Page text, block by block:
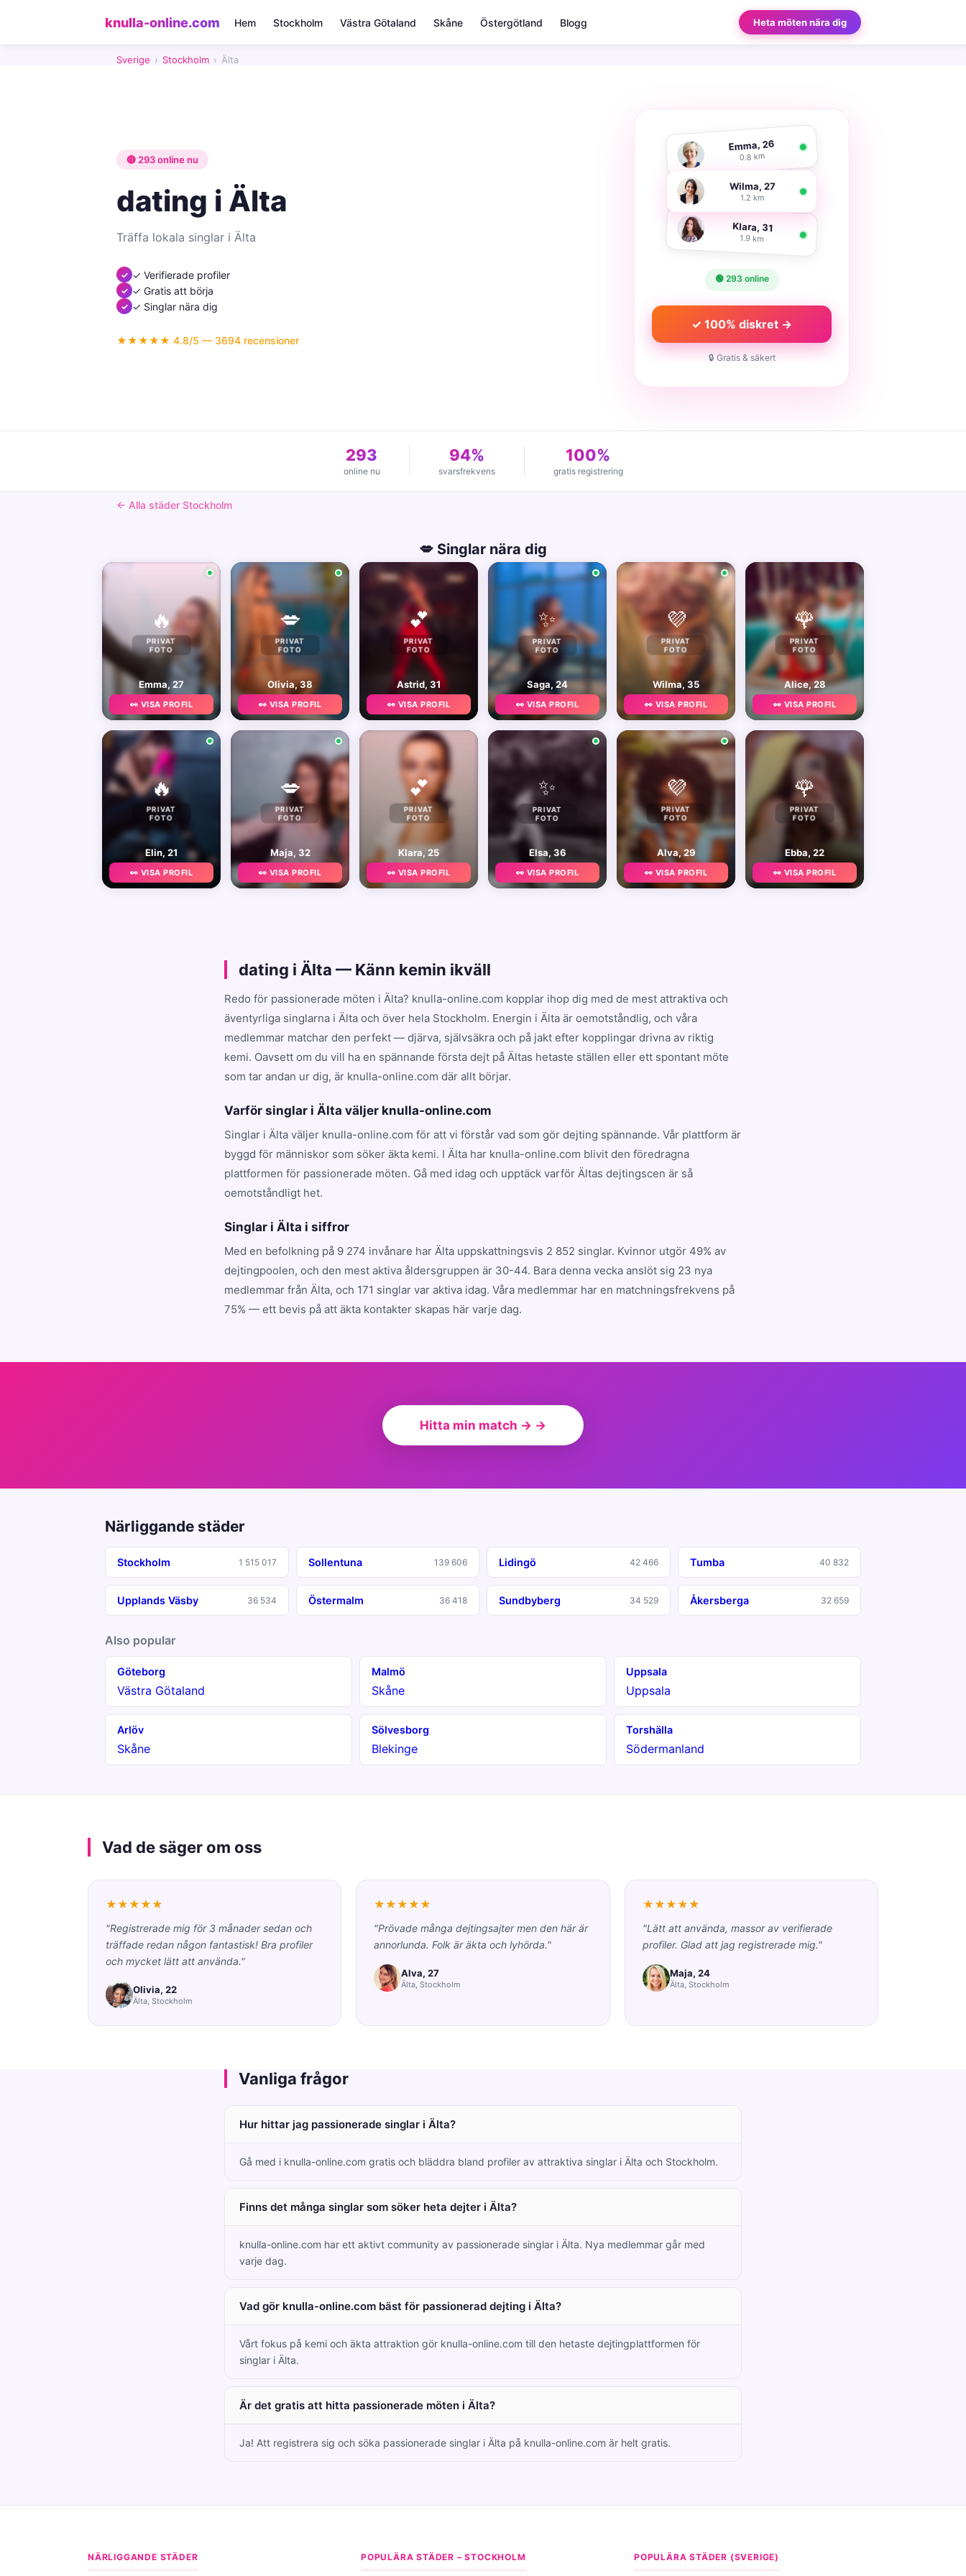
knulla-online.com Hem Stockholm Västra Götaland Skåne Östergötland Blogg Heta möten nära dig
Sverige › Stockholm › Älta
🔴 293 online nu
dating i Älta
Träffa lokala singlar i Älta
✓ Verifierade profiler
✓ Gratis att börja
✓ Singlar nära dig
★★★★★ 4.8/5 — 3694 recensioner
Emma, 26
0.8 km
Wilma, 27
1.2 km
Klara, 31
1.9 km
🟢 293 online
✓ 100% diskret →
🔒 Gratis & säkert
293
online nu
94%
svarsfrekvens
100%
gratis registrering
← Alla städer Stockholm
💋 Singlar nära dig
🔥
PRIVAT
FOTO
Emma, 27
👀 VISA PROFIL
💋
PRIVAT
FOTO
Olivia, 38
👀 VISA PROFIL
💕
PRIVAT
FOTO
Astrid, 31
👀 VISA PROFIL
✨
PRIVAT
FOTO
Saga, 24
👀 VISA PROFIL
💜
PRIVAT
FOTO
Wilma, 35
👀 VISA PROFIL
🌹
PRIVAT
FOTO
Alice, 28
👀 VISA PROFIL
🔥
PRIVAT
FOTO
Elin, 21
👀 VISA PROFIL
💋
PRIVAT
FOTO
Maja, 32
👀 VISA PROFIL
💕
PRIVAT
FOTO
Klara, 25
👀 VISA PROFIL
✨
PRIVAT
FOTO
Elsa, 36
👀 VISA PROFIL
💜
PRIVAT
FOTO
Alva, 29
👀 VISA PROFIL
🌹
PRIVAT
FOTO
Ebba, 22
👀 VISA PROFIL
dating i Älta — Känn kemin ikväll
Redo för passionerade möten i Älta? knulla-online.com kopplar ihop dig med de mest attraktiva och
äventyrliga singlarna i Älta och över hela Stockholm. Energin i Älta är oemotståndlig, och våra
medlemmar matchar den perfekt — djärva, självsäkra och på jakt efter kopplingar drivna av riktig
kemi. Oavsett om du vill ha en spännande första dejt på Ältas hetaste ställen eller ett spontant möte
som tar andan ur dig, är knulla-online.com där allt börjar.
Varför singlar i Älta väljer knulla-online.com
Singlar i Älta väljer knulla-online.com för att vi förstår vad som gör dejting spännande. Vår plattform är
byggd för människor som söker äkta kemi. I Älta har knulla-online.com blivit den föredragna
plattformen för passionerade möten. Gå med idag och upptäck varför Ältas dejtingscen är så
oemotståndligt het.
Singlar i Älta i siffror
Med en befolkning på 9 274 invånare har Älta uppskattningsvis 2 852 singlar. Kvinnor utgör 49% av
dejtingpoolen, och den mest aktiva åldersgruppen är 30-44. Bara denna vecka anslöt sig 23 nya
medlemmar från Älta, och 171 singlar var aktiva idag. Våra medlemmar har en matchningsfrekvens på
75% — ett bevis på att äkta kontakter skapas här varje dag.
Hitta min match → →
Närliggande städer
Stockholm 1 515 017 Sollentuna 139 606 Lidingö 42 466 Tumba 40 832
Upplands Väsby 36 534 Östermalm 36 418 Sundbyberg 34 529 Åkersberga 32 659
Also popular
Göteborg
Västra Götaland
Malmö
Skåne
Uppsala
Uppsala
Arlöv
Skåne
Sölvesborg
Blekinge
Torshälla
Södermanland
Vad de säger om oss
★★★★★
"Registrerade mig för 3 månader sedan och
träffade redan någon fantastisk! Bra profiler
och mycket lätt att använda."
Olivia, 22
Älta, Stockholm
★★★★★
"Prövade många dejtingsajter men den här är
annorlunda. Folk är äkta och lyhörda."
Alva, 27
Älta, Stockholm
★★★★★
"Lätt att använda, massor av verifierade
profiler. Glad att jag registrerade mig."
Maja, 24
Älta, Stockholm
Vanliga frågor
Hur hittar jag passionerade singlar i Älta?
Gå med i knulla-online.com gratis och bläddra bland profiler av attraktiva singlar i Älta och Stockholm.
Finns det många singlar som söker heta dejter i Älta?
knulla-online.com har ett aktivt community av passionerade singlar i Älta. Nya medlemmar går med
varje dag.
Vad gör knulla-online.com bäst för passionerad dejting i Älta?
Vårt fokus på kemi och äkta attraktion gör knulla-online.com till den hetaste dejtingplattformen för
singlar i Älta.
Är det gratis att hitta passionerade möten i Älta?
Ja! Att registrera sig och söka passionerade singlar i Älta på knulla-online.com är helt gratis.
NÄRLIGGANDE STÄDER POPULÄRA STÄDER – STOCKHOLM POPULÄRA STÄDER (SVERIGE)